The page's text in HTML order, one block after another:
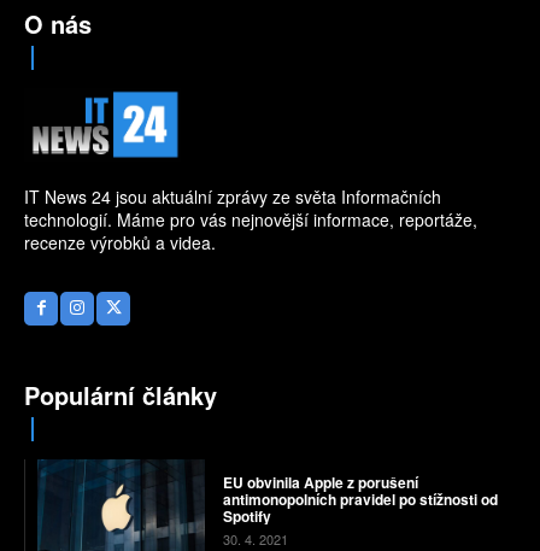
O nás
IT News 24 jsou aktuální zprávy ze světa Informačních
technologií. Máme pro vás nejnovější informace, reportáže,
recenze výrobků a videa.
Populární články
EU obvinila Apple z porušení
antimonopolních pravidel po stížnosti od
Spotify
30. 4. 2021